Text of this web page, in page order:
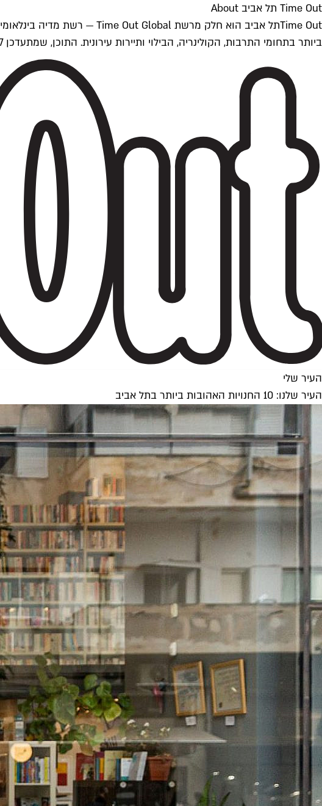
Time Out תל אביב About
ביותר בתחומי התרבות, הקולינריה, הבילוי ותיירות עירונית. התוכן, שמתעדכן 24/7, נכתב ונערך על ידי צוות עיתונאים מקצועי מקומי בישראל, בהתאם לסטנדרטים של Time Out העולמית.
העיר שלי
העיר שלנו: 10 החנויות האהובות ביותר בתל אביב